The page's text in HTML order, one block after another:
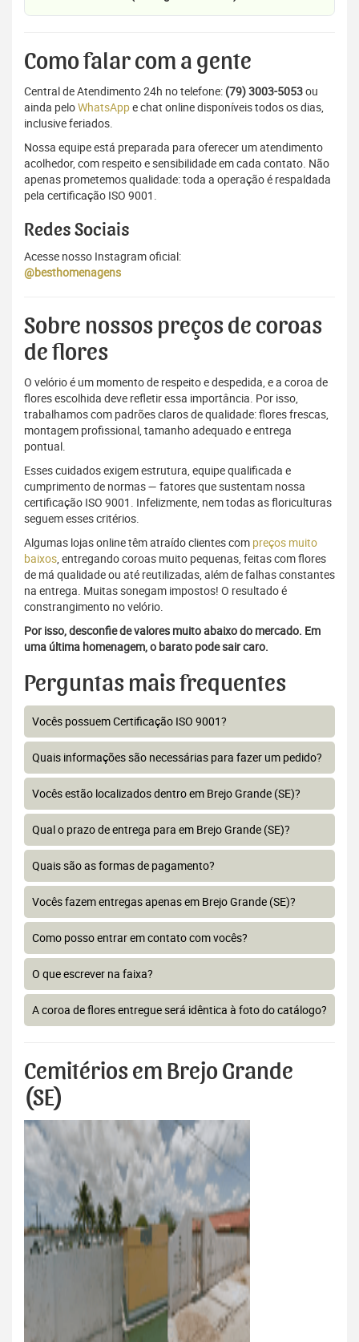
Como falar com a gente
Central de Atendimento 24h no telefone: (79) 3003-5053ou
ainda peloWhatsAppe chat online disponíveis todos os dias,
inclusive feriados.
Nossa equipe está preparada para oferecer um atendimento
acolhedor, com respeito e sensibilidade em cada contato. Não
apenas prometemos qualidade: toda a operação é respaldada
pela certificação ISO 9001.
Redes Sociais
Acesse nosso Instagram oficial:
@besthomenagens
Sobre nossos preços de coroas
de flores
O velório é um momento de respeito e despedida, e a coroa de
flores escolhida deve refletir essa importância. Por isso,
trabalhamos com padrões claros de qualidade: flores frescas,
montagem profissional, tamanho adequado e entrega
pontual.
Esses cuidados exigem estrutura, equipe qualificada e
cumprimento de normas — fatores que sustentam nossa
certificação ISO 9001. Infelizmente, nem todas as floriculturas
seguem esses critérios.
Algumas lojas online têm atraído clientes com preços muito
baixos, entregando coroas muito pequenas, feitas com flores
de má qualidade ou até reutilizadas, além de falhas constantes
na entrega. Muitas sonegam impostos! O resultado é
constrangimento no velório.
Por isso, desconfie de valores muito abaixo do mercado. Em
uma última homenagem, o barato pode sair caro.
Perguntas mais frequentes
Vocês possuem Certificação ISO 9001?
Quais informações são necessárias para fazer um pedido?
Vocês estão localizados dentro em Brejo Grande (SE)?
Qual o prazo de entrega para em Brejo Grande (SE)?
Quais são as formas de pagamento?
Vocês fazem entregas apenas em Brejo Grande (SE)?
Como posso entrar em contato com vocês?
O que escrever na faixa?
A coroa de flores entregue será idêntica à foto do catálogo?
Cemitérios em Brejo Grande
(SE)